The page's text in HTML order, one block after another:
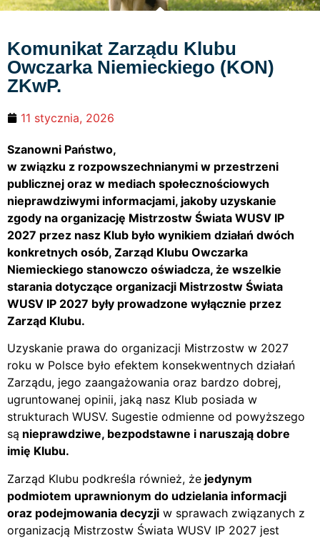
Komunikat Zarządu Klubu
Owczarka Niemieckiego (KON)
ZKwP.
11 stycznia, 2026
Szanowni Państwo,
w związku z rozpowszechnianymi w przestrzeni
publicznej oraz w mediach społecznościowych
nieprawdziwymi informacjami, jakoby uzyskanie
zgody na organizację Mistrzostw Świata WUSV IP
2027 przez nasz Klub było wynikiem działań dwóch
konkretnych osób, Zarząd Klubu Owczarka
Niemieckiego stanowczo oświadcza, że wszelkie
starania dotyczące organizacji Mistrzostw Świata
WUSV IP 2027 były prowadzone wyłącznie przez
Zarząd Klubu.
Uzyskanie prawa do organizacji Mistrzostw w 2027
roku w Polsce było efektem konsekwentnych działań
Zarządu, jego zaangażowania oraz bardzo dobrej,
ugruntowanej opinii, jaką nasz Klub posiada w
strukturach WUSV. Sugestie odmienne od powyższego
są nieprawdziwe, bezpodstawne i naruszają dobre
imię Klubu.
Zarząd Klubu podkreśla również, że jedynym
podmiotem uprawnionym do udzielania informacji
oraz podejmowania decyzji w sprawach związanych z
organizacją Mistrzostw Świata WUSV IP 2027 jest